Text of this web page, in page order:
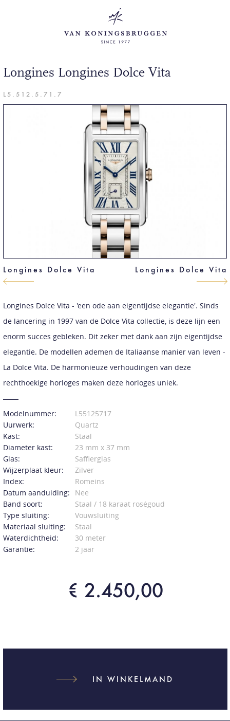
Longines Longines Dolce Vita
L5.512.5.71.7
Longines Dolce Vita Longines Dolce Vita
Longines Dolce Vita - 'een ode aan eigentijdse elegantie'. Sinds
de lancering in 1997 van de Dolce Vita collectie, is deze lijn een
enorm succes gebleken. Dit zeker met dank aan zijn eigentijdse
elegantie. De modellen ademen de Italiaanse manier van leven -
La Dolce Vita. De harmonieuze verhoudingen van deze
rechthoekige horloges maken deze horloges uniek.
Modelnummer:
L55125717
Uurwerk:
Quartz
Kast:
Staal
Diameter kast:
23 mm x 37 mm
Glas:
Saffierglas
Wijzerplaat kleur:
Zilver
Index:
Romeins
Datum aanduiding:
Nee
Band soort:
Staal / 18 karaat roségoud
Type sluiting:
Vouwsluiting
Materiaal sluiting:
Staal
Waterdichtheid:
30 meter
Garantie:
2 jaar
€ 2.450,00
IN WINKELMAND